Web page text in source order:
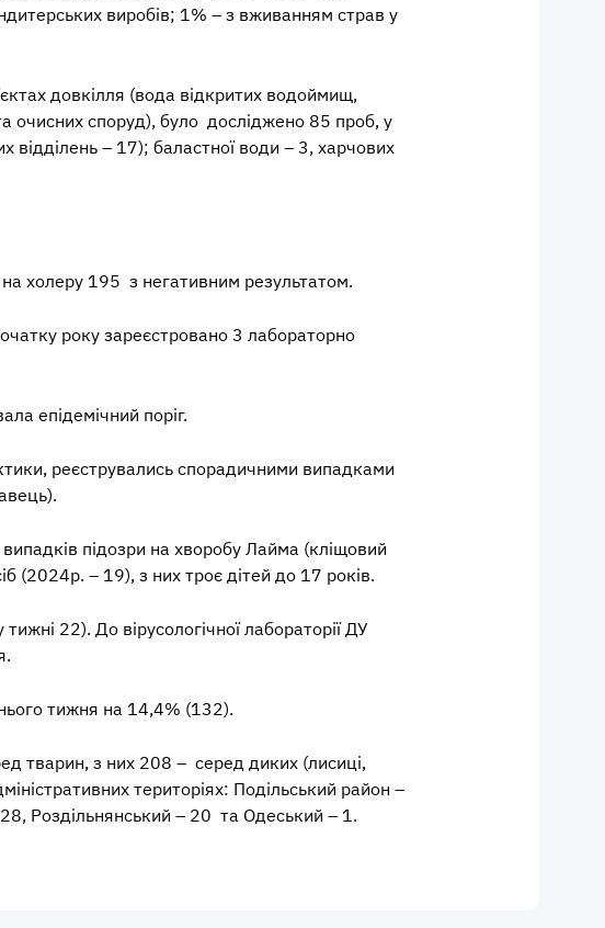
виробів; 1% – з вживанням страв у
довкілля (вода відкритих водоймищ,
очисних споруд), було досліджено 85 проб, у
відділень – 17); баластної води – 3, харчових
холеру 195 з негативним результатом.
року зареєстровано 3 лабораторно
епідемічний поріг.
реєструвались спорадичними випадками
підозри на хворобу Лайма (кліщовий
(2024р. – 19), з них троє дітей до 17 років.
22). До вірусологічної лабораторії ДУ
тижня на 14,4% (132).
тварин,з них 208 – серед диких (лисиці,
територіях: Подільський район –
Роздільнянський – 20 та Одеський – 1.